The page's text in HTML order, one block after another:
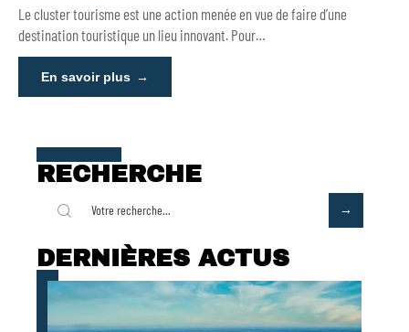
Le cluster tourisme est une action menée en vue de faire d’une
destination touristique un lieu innovant. Pour…
En savoir plus
RECHERCHE
DERNIÈRES ACTUS